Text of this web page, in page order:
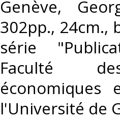
‎Genève,
302pp., 24cm.,
série
Faculté
économiques
l'Université de